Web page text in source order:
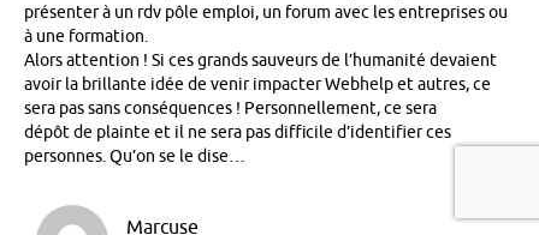
présenter à un rdv pôle emploi, un forum avec les entreprises ou
à une formation.
Alors attention ! Si ces grands sauveurs de l’humanité devaient
avoir la brillante idée de venir impacter Webhelp et autres, ce
sera pas sans conséquences ! Personnellement, ce sera
dépôt de plainte et il ne sera pas difficile d’identifier ces
personnes. Qu’on se le dise…
Marcuse